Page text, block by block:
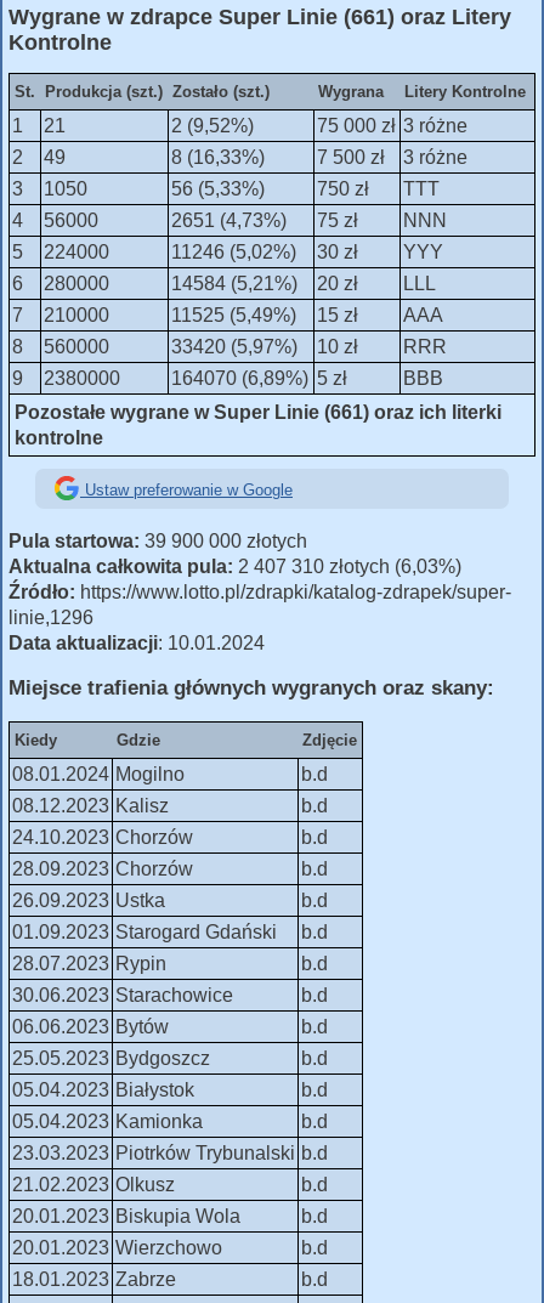
Wygrane w zdrapce Super Linie (661) oraz Litery
Kontrolne
St. Produkcja (szt.) Zostało (szt.) Wygrana Litery Kontrolne
1 21 2 (9,52%) 75 000 zł 3 różne
2
49 8 (16,33%) 7 500 zł
3 różne
3
1050 56 (5,33%) 750 zł
TTT
4
56000 2651 (4,73%) 75 zł
NNN
5
224000 11246 (5,02%) 30 zł
YYY
6
280000 14584 (5,21%) 20 zł
LLL
7
210000 11525 (5,49%) 15 zł
AAA
8
560000 33420 (5,97%) 10 zł
RRR
9
2380000 164070 (6,89%) 5 zł
BBB
Pozostałe wygrane w Super Linie (661) oraz ich literki
kontrolne
Ustaw preferowanie w Google
Pula startowa: 39 900 000 złotych
Aktualna całkowita pula: 2 407 310 złotych (6,03%)
Źródło: https://www.lotto.pl/zdrapki/katalog-zdrapek/super-
linie,1296
Data aktualizacji: 10.01.2024
Miejsce trafienia głównych wygranych oraz skany:
Kiedy Gdzie Zdjęcie
08.01.2024 Mogilno
b.d
08.12.2023 Kalisz
b.d
24.10.2023 Chorzów
b.d
28.09.2023 Chorzów
b.d
26.09.2023 Ustka
b.d
01.09.2023 Starogard Gdański
b.d
28.07.2023 Rypin
b.d
30.06.2023 Starachowice
b.d
06.06.2023 Bytów
b.d
25.05.2023 Bydgoszcz
b.d
05.04.2023 Białystok
b.d
05.04.2023 Kamionka
b.d
23.03.2023 Piotrków Trybunalski b.d
21.02.2023 Olkusz
b.d
20.01.2023 Biskupia Wola
b.d
20.01.2023 Wierzchowo
b.d
18.01.2023 Zabrze
b.d